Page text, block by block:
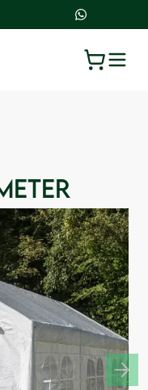
Next